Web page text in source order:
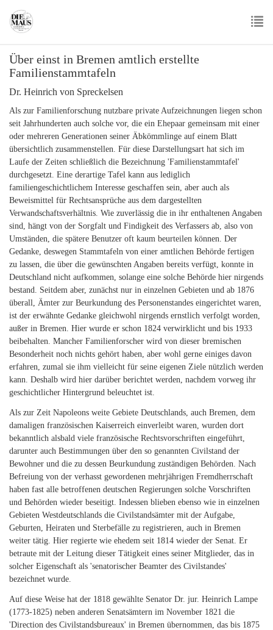
main
Über einst in Bremen amtlich erstellte
Familienstammtafeln
Dr. Heinrich von Spreckelsen
Als zur Familienforschung nutzbare private Aufzeichnungen liegen schon
seit Jahrhunderten auch solche vor, die ein Ehepaar gemeinsam mit einer
oder mehreren Generationen seiner Äbkömmlinge auf einem Blatt
übersichtlich zusammenstellen. Für diese Darstellungsart hat sich im
Laufe der Zeiten schließlich die Bezeichnung 'Familienstammtafel'
durchgesetzt. Eine derartige Tafel kann aus lediglich
familiengeschichtlichem Interesse geschaffen sein, aber auch als
Beweismittel für Rechtsansprüche aus dem dargestellten
Verwandschaftsverhältnis. Wie zuverlässig die in ihr enthaltenen Angaben
sind, hängt von der Sorgfalt und Findigkeit des Verfassers ab, also von
Umständen, die spätere Benutzer oft kaum beurteilen können. Der
Gedanke, deswegen Stammtafeln von einer amtlichen Behörde fertigen
zu lassen, die über die gewünschten Angaben bereits verfügt, konnte in
Deutschland nicht aufkommen, solange eine solche Behörde hier nirgends
bestand. Seitdem aber, zunächst nur in einzelnen Gebieten und ab 1876
überall, Ämter zur Beurkundung des Personenstandes eingerichtet waren,
ist der erwähnte Gedanke gleichwohl nirgends ernstlich verfolgt worden,
außer in Bremen. Hier wurde er schon 1824 verwirklicht und bis 1933
beibehalten. Mancher Familienforscher wird von dieser bremischen
Besonderheit noch nichts gehört haben, aber wohl gerne einiges davon
erfahren, zumal sie ihm vielleicht für seine eigenen Ziele nützlich werden
kann. Deshalb wird hier darüber berichtet werden, nachdem vorweg ihr
geschichtlicher Hintergrund beleuchtet ist.
Als zur Zeit Napoleons weite Gebiete Deutschlands, auch Bremen, dem
damaligen französischen Kaiserreich einverleibt waren, wurden dort
bekanntlich alsbald viele französische Rechtsvorschriften eingeführt,
darunter auch Bestimmungen über den so genannten Civilstand der
Bewohner und die zu dessen Beurkundung zuständigen Behörden. Nach
Befreiung von der verhasst gewordenen mehrjährigen Fremdherrschaft
haben fast alle betroffenen deutschen Regierungen solche Vorschriften
und Behörden wieder beseitigt. Indessen blieben ebenso wie in einzelnen
Gebieten Westdeutschlands die Civilstandsämter mit der Aufgabe,
Geburten, Heiraten und Sterbefälle zu registrieren, auch in Bremen
weiter tätig. Hier regierte wie ehedem seit 1814 wieder der Senat. Er
betraute mit der Leitung dieser Tätigkeit eines seiner Mitglieder, das in
solcher Eigenschaft als 'senatorischer Beamter des Civilstandes'
bezeichnet wurde.
Auf diese Weise hat der 1818 gewählte Senator Dr. jur. Heinrich Lampe
(1773-1825) neben anderen Senatsämtern im November 1821 die
'Direction des Civilstandsbureaux' in Bremen übernommen, das bis 1875